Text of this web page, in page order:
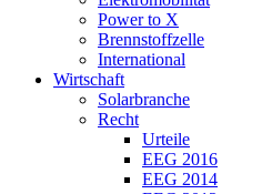
Power to X
Brennstoffzelle
International
Wirtschaft
Solarbranche
Recht
Urteile
EEG 2016
EEG 2014